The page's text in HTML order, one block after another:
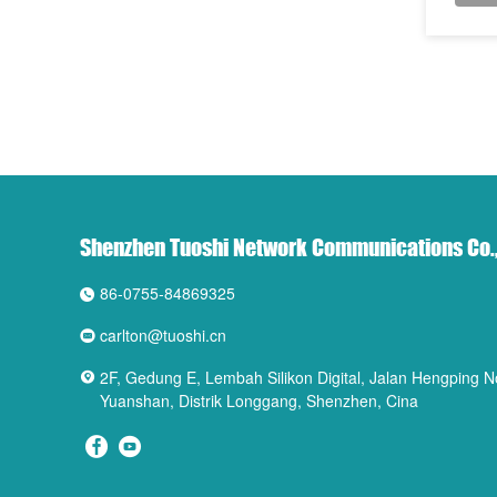
Shenzhen Tuoshi Network Communications
86-0755-84869325
carlton@tuoshi.cn
2F, Gedung E, Lembah Silikon Digital, Jalan Hengping
Yuanshan, Distrik Longgang, Shenzhen, Cina